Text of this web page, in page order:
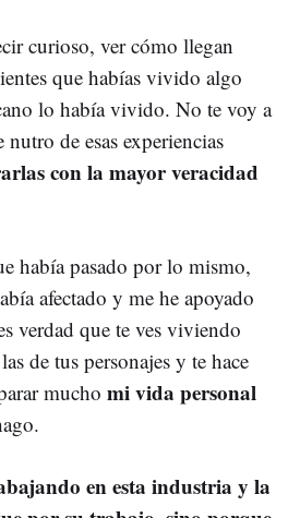
curioso, ver cómo llegan
que habías vivido algo
lo había vivido. No te voy a
de esas experiencias
con la mayor veracidad
había pasado por lo mismo,
afectado y me he apoyado
verdad que te ves viviendo
de tus personajes y te hace
mucho mivida personal
en esta industria y la